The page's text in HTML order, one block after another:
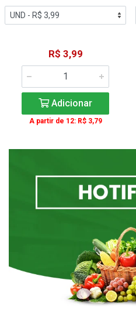
R$ 3,99
Adicionar
A partir de 12: R$ 3,79